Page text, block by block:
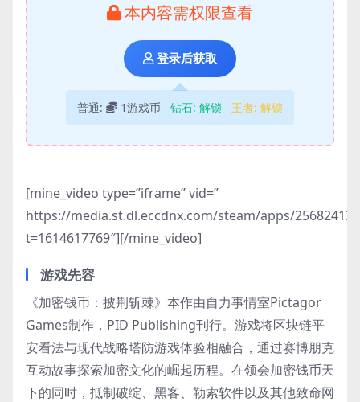
本内容需权限查看
登录后获取
普通: 1游戏币 钻石: 解锁 王者: 解锁
[mine_video type=”iframe” vid=”
https://media.st.dl.eccdnx.com/steam/apps/
t=1614617769″][/mine_video]
游戏先容
《加密钱币：披荆斩棘》本作由自力事情室Pictagor
Games制作，PID Publishing刊行。游戏将区块链平
安看法与现代战略塔防游戏体验相融合，通过赛博朋克
互动故事探索加密文化的崛起历程。在领会加密钱币天
下的同时，抵制破绽、黑客、勒索软件以及其他致命网